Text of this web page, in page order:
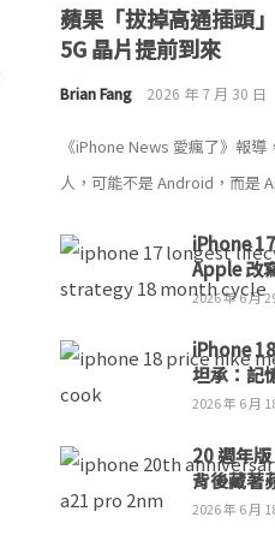
蘋果「拔掉高通插頭
5G 晶片提前到來
Brian Fang 2026 年 7 月 30 日
《iPhone News 愛瘋了》報
人，可能不是 Android，而是
iPhone
Apple 改
2026 年 6 月
iPhone
坦承：記
2026 年 6 月
20 週年
背後藏著
2026 年 6 月